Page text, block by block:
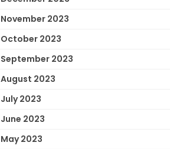
November 2023
October 2023
September 2023
August 2023
July 2023
June 2023
May 2023